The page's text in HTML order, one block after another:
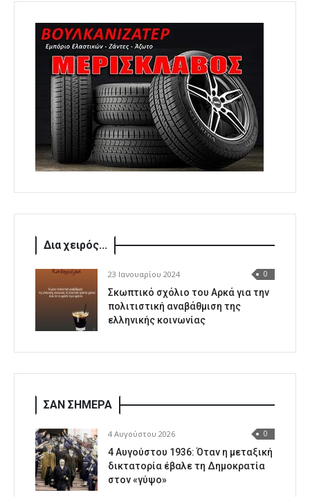
Δια χειρός...
23 Ιανουαρίου 2024 0
Σκωπτικό σχόλιο του Αρκά για την
πολιτιστική αναβάθμιση της
ελληνικής κοινωνίας
ΣΑΝ ΣΗΜΕΡΑ
4 Αυγούστου 2026 0
4 Αυγούστου 1936: Όταν η μεταξική
δικτατορία έβαλε τη Δημοκρατία
στον «γύψο»